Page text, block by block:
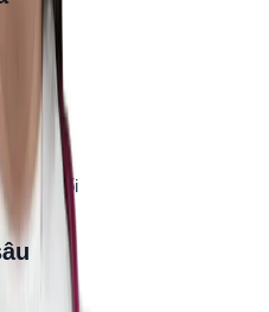
độ tuổi